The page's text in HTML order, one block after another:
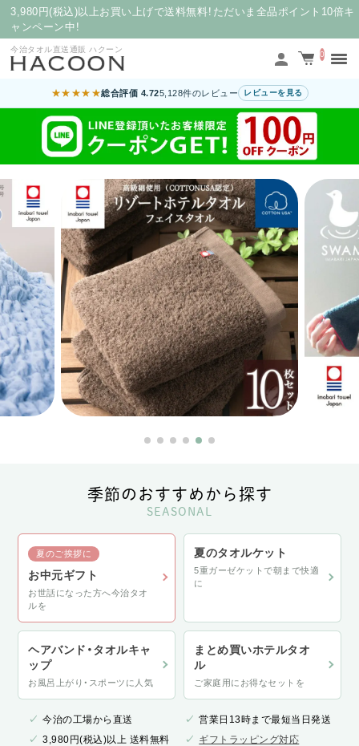
3,980円(税込)以上お買い上げで送料無料！ただいま全品ポイント10倍キ
ャンペーン中！
今治タオル直送通販 ハクーン
0
★★★★★総合評価 4.725,128件のレビュー レビューを見る
季節のおすすめから探す
SEASONAL
夏のご挨拶に
お中元ギフト
お世話になった方へ今治タオ
ルを
夏のタオルケット
5重ガーゼケットで朝まで快適
に
ヘアバンド・タオルキャ
ップ
お風呂上がり・スポーツに人気
まとめ買いホテルタオ
ル
ご家庭用にお得なセットを
今治の工場から直送
営業日13時まで最短当日発送
3,980円(税込)以上 送料無料
ギフトラッピング対応